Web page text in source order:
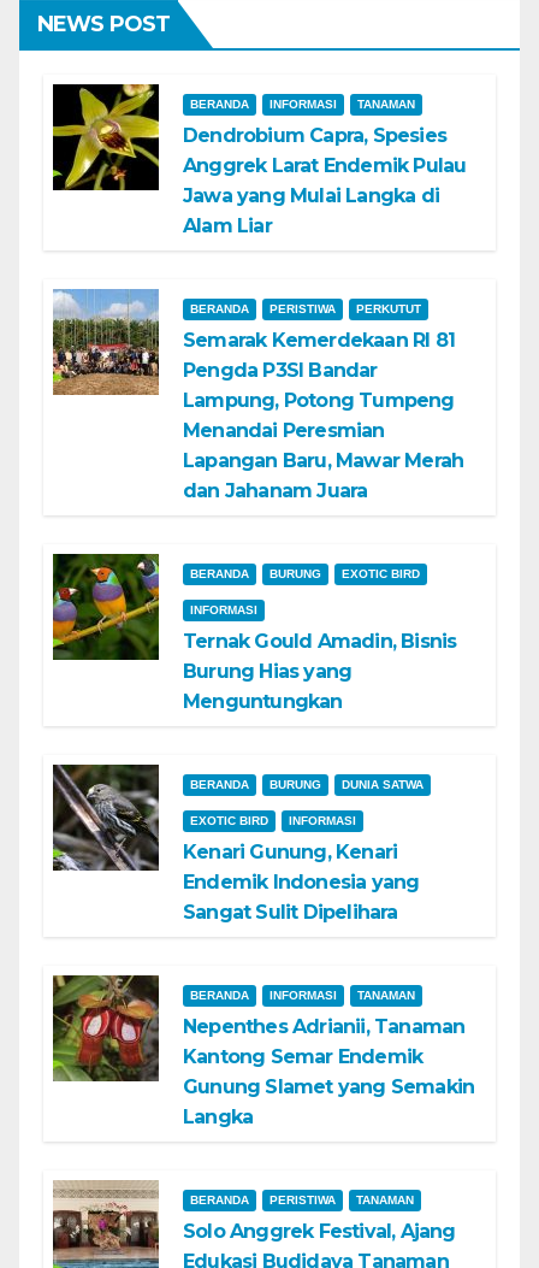
NEWS POST
BERANDA INFORMASI TANAMAN
Dendrobium Capra, Spesies
Anggrek Larat Endemik Pulau
Jawa yang Mulai Langka di
Alam Liar
BERANDA PERISTIWA PERKUTUT
Semarak Kemerdekaan RI 81
Pengda P3SI Bandar
Lampung, Potong Tumpeng
Menandai Peresmian
Lapangan Baru, Mawar Merah
dan Jahanam Juara
BERANDA BURUNG EXOTIC BIRD
INFORMASI
Ternak Gould Amadin, Bisnis
Burung Hias yang
Menguntungkan
BERANDA BURUNG DUNIA SATWA
EXOTIC BIRD INFORMASI
Kenari Gunung, Kenari
Endemik Indonesia yang
Sangat Sulit Dipelihara
BERANDA INFORMASI TANAMAN
Nepenthes Adrianii, Tanaman
Kantong Semar Endemik
Gunung Slamet yang Semakin
Langka
BERANDA PERISTIWA TANAMAN
Solo Anggrek Festival, Ajang
Edukasi Budidaya Tanaman